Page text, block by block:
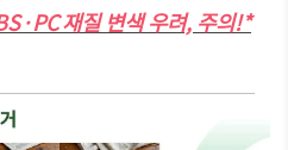
재질 변색 우려, 주의!*